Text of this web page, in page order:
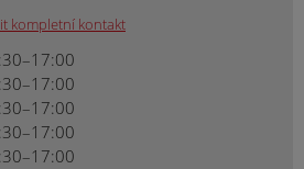
kompletní kontakt